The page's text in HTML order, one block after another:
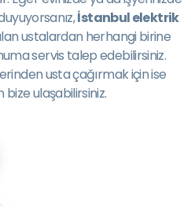
İstanbul elektrik
ustalardan herhangi birine
servis talep edebilirsiniz.
usta çağırmak için ise
ulaşabilirsiniz.